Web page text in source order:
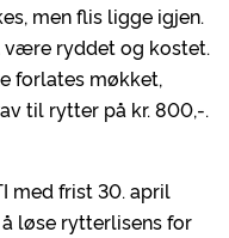
men flis ligge igjen.
ryddet og kostet.
forlates møkket,
til rytter på kr. 800,-.
med frist 30. april
løse rytterlisens for